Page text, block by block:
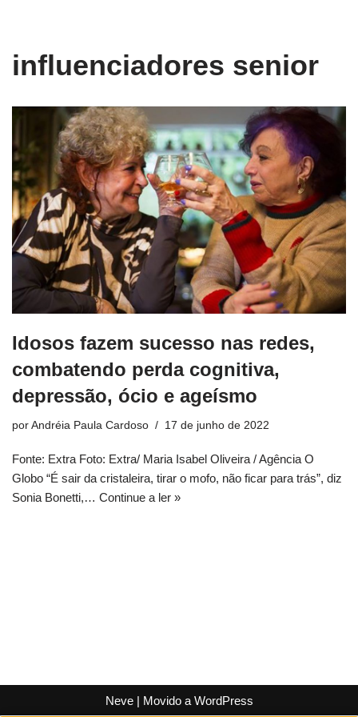
para
influenciadores senior
Idosos fazem sucesso nas redes,
combatendo perda cognitiva,
depressão, ócio e ageísmo
por Andréia Paula Cardoso 17 de junho de 2022
Fonte: Extra Foto: Extra/ Maria Isabel Oliveira / Agência O
Globo “É sair da cristaleira, tirar o mofo, não ficar para trás”, diz
Sonia Bonetti,… Continue a ler »
Neve| Movido a WordPress